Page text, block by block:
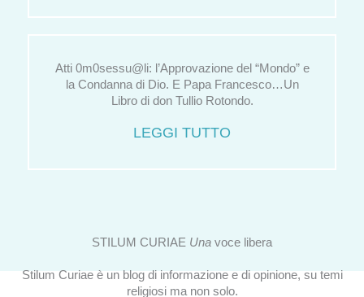
Atti 0m0sessu@li: l’Approvazione del “Mondo” e
la Condanna di Dio. E Papa Francesco…Un
Libro di don Tullio Rotondo.
LEGGI TUTTO
STILUM CURIAE Una voce libera
Stilum Curiae è un blog di informazione e di opinione, su temi
religiosi ma non solo.